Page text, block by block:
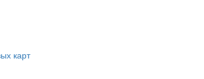
карт